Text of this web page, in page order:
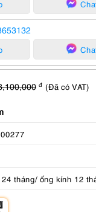
đ (Đã có VAT)
24 tháng/ ống kính 12